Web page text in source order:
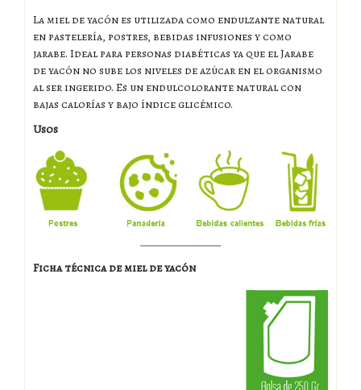
La miel de yacón es utilizada como endulzante natural
en pastelería, postres, bebidas infusiones y como
jarabe. Ideal para personas diabéticas ya que el Jarabe
de yacón no sube los niveles de azúcar en el organismo
al ser ingerido. Es un endulcolorante natural con
bajas calorías y bajo índice glicémico.
Usos
Ficha técnica de miel de yacón